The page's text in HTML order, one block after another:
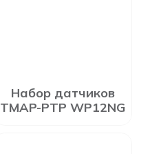
Набор датчиков
TMAP-PTP WP12NG